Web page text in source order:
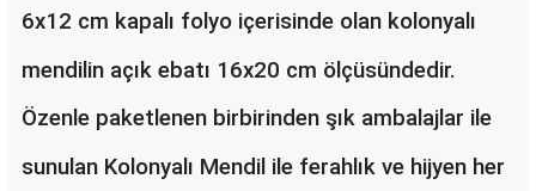
6x12 cm kapalı folyo içerisinde olan kolonyalı
mendilin açık ebatı 16x20 cm ölçüsündedir.
Özenle paketlenen birbirinden şık ambalajlar ile
sunulan Kolonyalı Mendil ile ferahlık ve hijyen her